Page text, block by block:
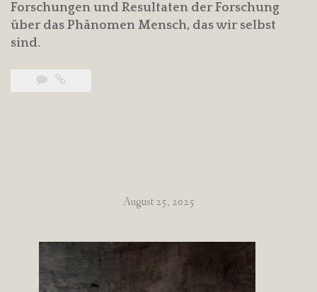
Forschungen und Resultaten der Forschung
über das Phänomen Mensch, das wir selbst
sind.
August 25, 2025